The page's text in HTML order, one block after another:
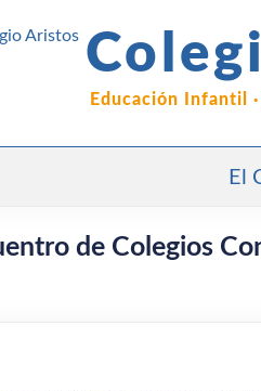
Educación Infantil
El
de Colegios